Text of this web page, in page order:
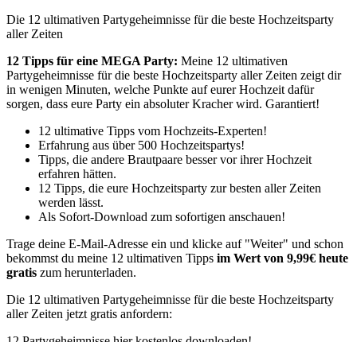
Die 12 ultimativen Partygeheimnisse für die beste Hochzeitsparty
aller Zeiten
12 Tipps für eine MEGA Party: Meine 12 ultimativen
Partygeheimnisse für die beste Hochzeitsparty aller Zeiten zeigt dir
in wenigen Minuten, welche Punkte auf eurer Hochzeit dafür
sorgen, dass eure Party ein absoluter Kracher wird. Garantiert!
12 ultimative Tipps vom Hochzeits-Experten!
Erfahrung aus über 500 Hochzeitspartys!
Tipps, die andere Brautpaare besser vor ihrer Hochzeit
erfahren hätten.
12 Tipps, die eure Hochzeitsparty zur besten aller Zeiten
werden lässt.
Als Sofort-Download zum sofortigen anschauen!
Trage deine E-Mail-Adresse ein und klicke auf "Weiter" und schon
bekommst du meine 12 ultimativen Tipps im Wert von 9,99€ heute
gratis zum herunterladen.
Die 12 ultimativen Partygeheimnisse für die beste Hochzeitsparty
aller Zeiten jetzt gratis anfordern: